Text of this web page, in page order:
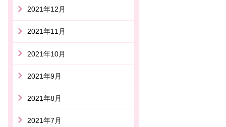
2021年12月
2021年11月
2021年10月
2021年9月
2021年8月
2021年7月